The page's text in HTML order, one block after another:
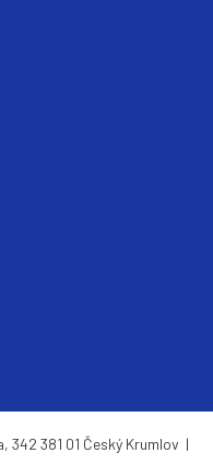
381 01 Český Krumlov |